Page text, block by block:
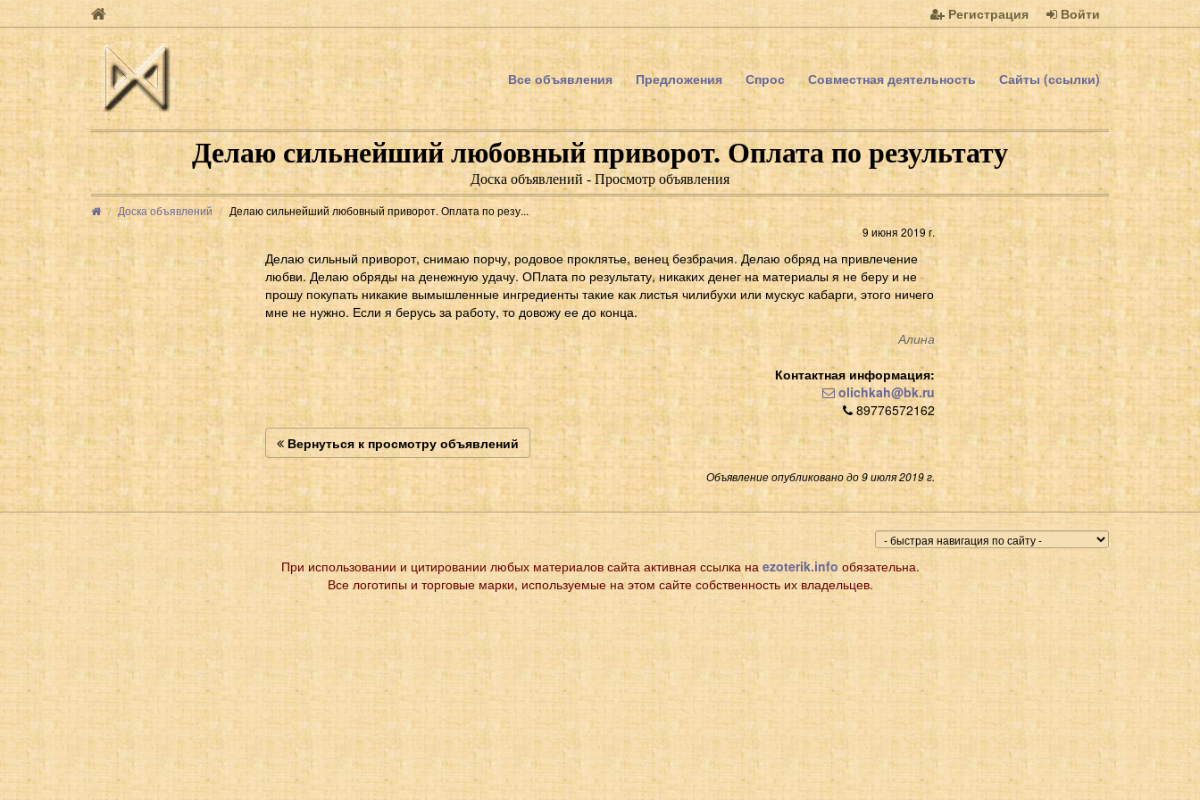
Регистрация Войти
Все объявления Предложения Спрос Совместная деятельность Сайты (ссылки)
Делаю сильнейший любовный приворот. Оплата по результату
Доска объявлений - Просмотр объявления
Доска объявлений
Делаю сильнейший любовный приворот. Оплата по резу...
9 июня 2019 г.
Делаю сильный приворот, снимаю порчу, родовое проклятье, венец безбрачия. Делаю обряд на привлечение
любви. Делаю обряды на денежную удачу. ОПлата по результату, никаких денег на материалы я не беру и не
прошу покупать никакие вымышленные ингредиенты такие как листья чилибухи или мускус кабарги, этого ничего
мне не нужно. Если я берусь за работу, то довожу ее до конца.
Алина
Контактная информация:
olichkah@bk.ru
89776572162
Вернуться к просмотру объявлений
Объявление опубликовано до 9 июля 2019 г.
При использовании и цитировании любых материалов сайта активная ссылка на ezoterik.info обязательна.
Все логотипы и торговые марки, используемые на этом сайте собственность их владельцев.